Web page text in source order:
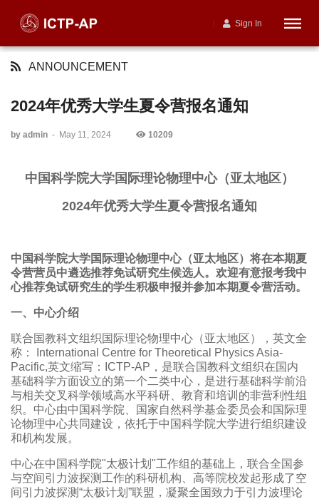
Sign In
ANNOUNCEMENT
2024年优秀大学生夏令营报名通知
by admin - May 11, 2024 10209
中国科学院大学国际理论物理中心（亚太地区）
2024年优秀大学生夏令营报名通知
中国科学院大学国际理论物理中心（亚太地区）将在本期夏
令营营员中遴选推荐免试研究生候选人。欢迎有意报考我中
心推荐免试研究生的学生积极申报并参加本期夏令营活动。
一、中心介绍
联合国教科文组织国际理论物理中心（亚太地区），英文全
称： International Centre for Theoretical Physics Asia-
Pacific,英文缩写：ICTP-AP，是联合国教科文组织在国内
基础科学方面设立的第一个二类中心，是进行基础科学前沿
与相关交叉科学领域高水平科研、教育和培训的非营利性组
织。中心由中国科学院、国家自然科学基金委员会和国际理
论物理中心共同建设，依托于中国科学院大学进行组织建设
和机构发展。
中心在中国科学院"太极计划"工作组的基础上，联合全国参
与空间引力波探测工作的科研机构、高等院校发起形成了空
间引力波探测“太极计划”联盟，凝聚全国致力于引力波理论